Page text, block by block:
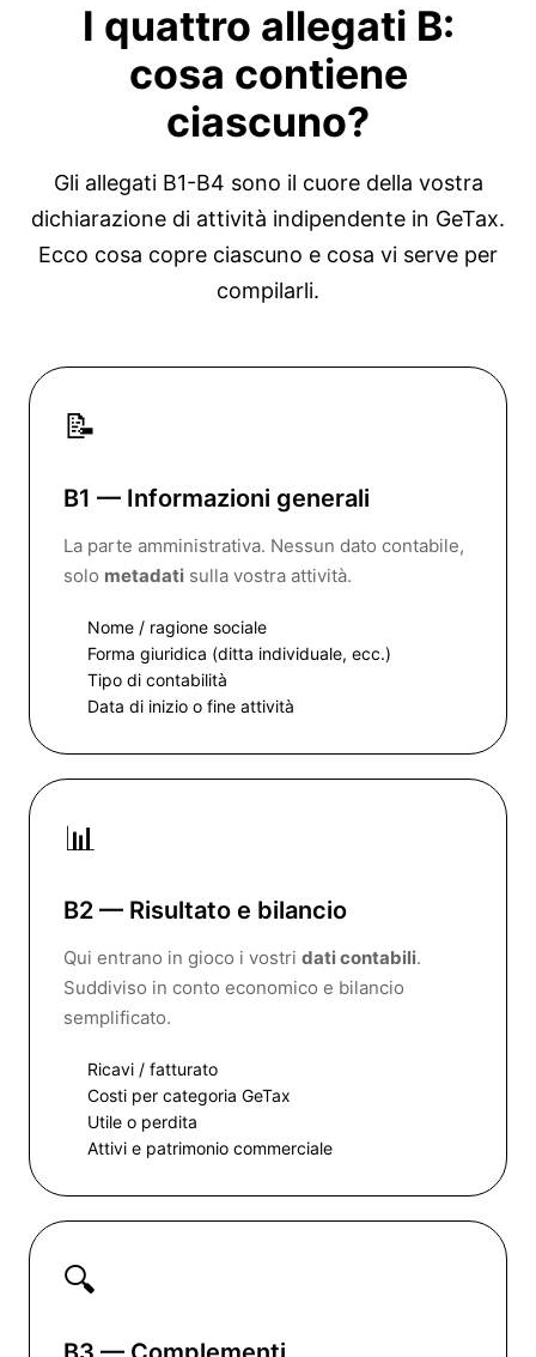
I quattro allegati B:
cosa contiene
ciascuno?
Gli allegati B1-B4 sono il cuore della vostra
dichiarazione di attività indipendente in GeTax.
Ecco cosa copre ciascuno e cosa vi serve per
compilarli.
📝
B1 — Informazioni generali
La parte amministrativa. Nessun dato contabile,
solo metadati sulla vostra attività.
Nome / ragione sociale
Forma giuridica (ditta individuale, ecc.)
Tipo di contabilità
Data di inizio o fine attività
📊
B2 — Risultato e bilancio
Qui entrano in gioco i vostri dati contabili.
Suddiviso in conto economico e bilancio
semplificato.
Ricavi / fatturato
Costi per categoria GeTax
Utile o perdita
Attivi e patrimonio commerciale
🔍